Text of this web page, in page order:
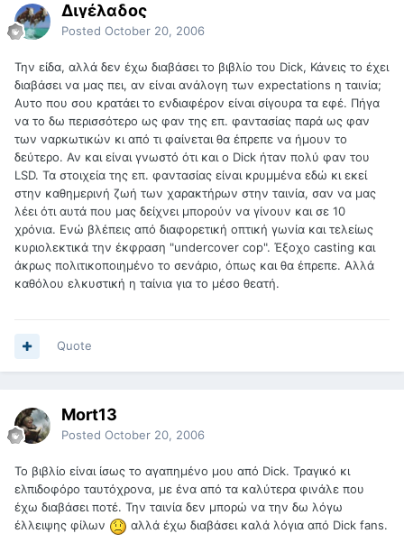
Διγέλαδος
Posted October 20, 2006
Την είδα, αλλά δεν έχω διαβάσει το βιβλίο του Dick, Κάνεις το έχει
διαβάσει να μας πει, αν είναι ανάλογη των expectations η ταινία;
Αυτο που σου κρατάει το ενδιαφέρον είναι σίγουρα τα εφέ. Πήγα
να το δω περισσότερο ως φαν της επ. φαντασίας παρά ως φαν
των ναρκωτικών κι από τι φαίνεται θα έπρεπε να ήμουν το
δεύτερο. Αν και είναι γνωστό ότι και ο Dick ήταν πολύ φαν του
LSD. Τα στοιχεία της επ. φαντασίας είναι κρυμμένα εδώ κι εκεί
στην καθημερινή ζωή των χαρακτήρων στην ταινία, σαν να μας
λέει ότι αυτά που μας δείχνει μπορούν να γίνουν και σε 10
χρόνια. Ενώ βλέπεις από διαφορετική οπτική γωνία και τελείως
κυριολεκτικά την έκφραση "undercover cop". Έξοχο casting και
άκρως πολιτικοποιημένο το σενάριο, όπως και θα έπρεπε. Αλλά
καθόλου ελκυστική η ταίνια για το μέσο θεατή.
Quote
Mort13
Posted October 20, 2006
Το βιβλίο είναι ίσως το αγαπημένο μου από Dick. Τραγικό κι
ελπιδοφόρο ταυτόχρονα, με ένα από τα καλύτερα φινάλε που
έχω διαβάσει ποτέ. Την ταινία δεν μπορώ να την δω λόγω
έλλειψης φίλων
αλλά έχω διαβάσει καλά λόγια από Dick fans.